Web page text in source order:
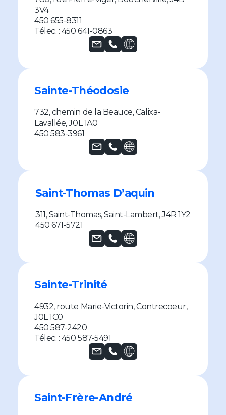
3V4
450 655-8311
Télec. : 450 641-0863
Sainte-Théodosie
732, chemin de la Beauce, Calixa-
Lavallée, J0L 1A0
450 583-3961
Saint-Thomas D’aquin
311, Saint-Thomas, Saint-Lambert, J4R 1Y2
450 671-5721
Sainte-Trinité
4932, route Marie-Victorin, Contrecoeur,
J0L 1C0
450 587-2420
Télec. : 450 587-5491
Saint-Frère-André